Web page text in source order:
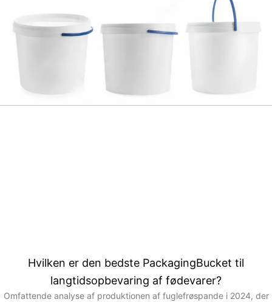
Hvilken er den bedste PackagingBucket til
langtidsopbevaring af fødevarer?
Omfattende analyse af produktionen af fuglefrøspande i 2024, der